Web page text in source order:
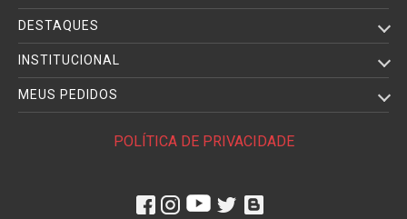
DESTAQUES
INSTITUCIONAL
MEUS PEDIDOS
POLÍTICA DE PRIVACIDADE